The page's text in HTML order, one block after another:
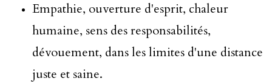
Empathie, ouverture d'esprit, chaleur
humaine, sens des responsabilités,
dévouement, dans les limites d'une distance
juste et saine.